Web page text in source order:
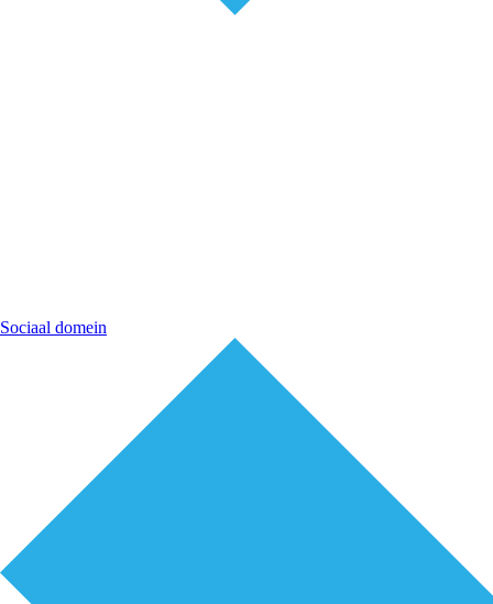
Sociaal domein